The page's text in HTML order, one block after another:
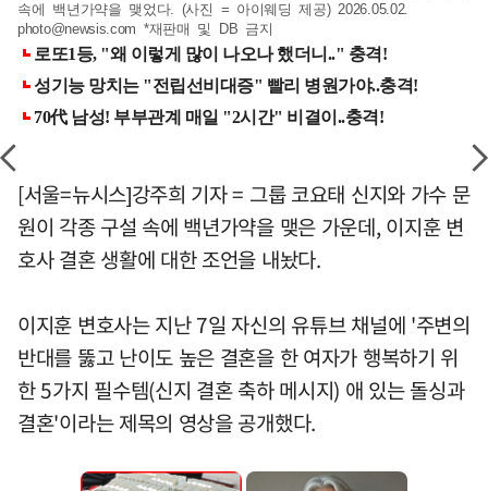
속에 백년가약을 맺었다. (사진 = 아이웨딩 제공) 2026.05.02.
photo@newsis.com *재판매 및 DB 금지
[서울=뉴시스]강주희 기자 = 그룹 코요태 신지와 가수 문
원이 각종 구설 속에 백년가약을 맺은 가운데, 이지훈 변
호사 결혼 생활에 대한 조언을 내놨다.
이지훈 변호사는 지난 7일 자신의 유튜브 채널에 '주변의
반대를 뚫고 난이도 높은 결혼을 한 여자가 행복하기 위
한 5가지 필수템(신지 결혼 축하 메시지) 애 있는 돌싱과
결혼'이라는 제목의 영상을 공개했다.